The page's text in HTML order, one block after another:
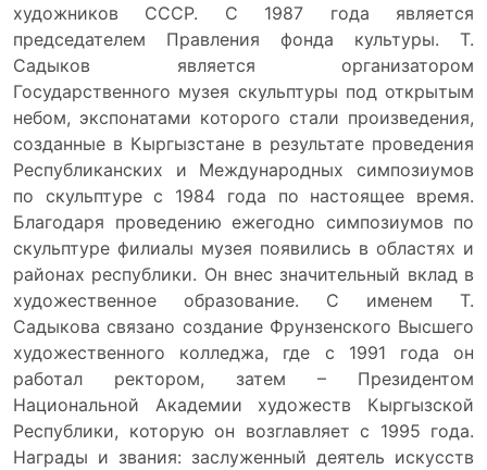
художников СССР. С 1987 года является
председателем Правления фонда культуры. Т.
Садыков является организатором
Государственного музея скульптуры под открытым
небом, экспонатами которого стали произведения,
созданные в Кыргызстане в результате проведения
Республиканских и Международных симпозиумов
по скульптуре с 1984 года по настоящее время.
Благодаря проведению ежегодно симпозиумов по
скульптуре филиалы музея появились в областях и
районах республики. Он внес значительный вклад в
художественное образование. С именем Т.
Садыкова связано создание Фрунзенского Высшего
художественного колледжа, где с 1991 года он
работал ректором, затем – Президентом
Национальной Академии художеств Кыргызской
Республики, которую он возглавляет с 1995 года.
Награды и звания: заслуженный деятель искусств